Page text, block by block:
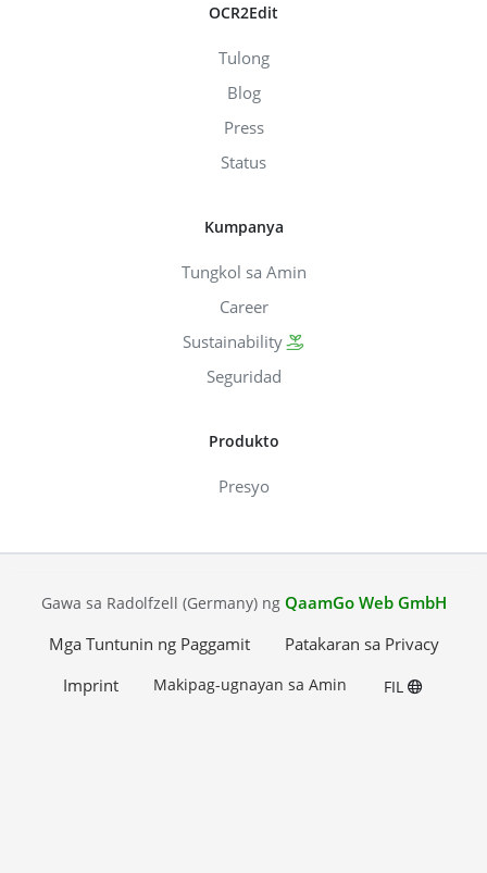
OCR2Edit
Tulong
Blog
Press
Status
Kumpanya
Tungkol sa Amin
Career
Sustainability
Seguridad
Produkto
Presyo
Gawa sa Radolfzell (Germany) ng QaamGo Web GmbH
Mga Tuntunin ng Paggamit
Patakaran sa Privacy
Imprint
Makipag-ugnayan sa Amin FIL